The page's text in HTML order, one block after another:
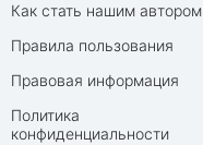
Как стать нашим автором
Правила пользования
Правовая информация
Политика
конфиденциальности